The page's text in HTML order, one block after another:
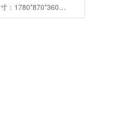
外箱尺寸：1780*870*360mm组装尺寸：1650*800*1380mm跑带尺寸：1300*460mm净重/毛重：72/82kg马达功率：3.5HP速度范围：0.8-18km扬升范围：1-15段